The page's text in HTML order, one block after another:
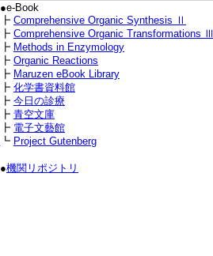
●e-Book
┣ Comprehensive Organic Synthesis Ⅱ
┣ Comprehensive Organic Transformations Ⅲ
┣ Methods in Enzymology
┣ Organic Reactions
┣ Maruzen eBook Library
┣ 化学書資料館
┣ 今日の診療
┣ 青空文庫
┣ 電子文藝館
┗ Project Gutenberg
●機関リポジトリ